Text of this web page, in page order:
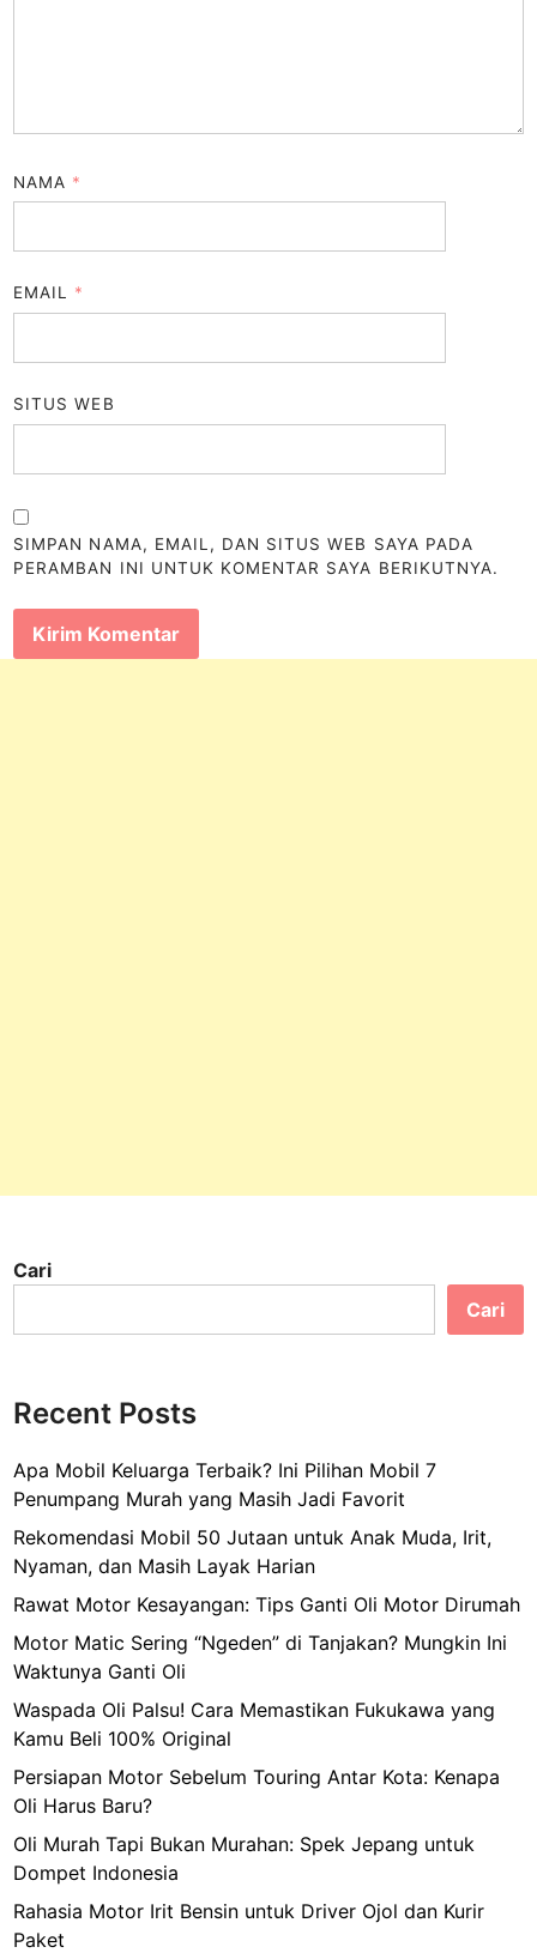
NAMA *
EMAIL *
SITUS WEB
SIMPAN NAMA, EMAIL, DAN SITUS WEB SAYA PADA
PERAMBAN INI UNTUK KOMENTAR SAYA BERIKUTNYA.
Cari
Cari
Recent Posts
Apa Mobil Keluarga Terbaik? Ini Pilihan Mobil 7
Penumpang Murah yang Masih Jadi Favorit
Rekomendasi Mobil 50 Jutaan untuk Anak Muda, Irit,
Nyaman, dan Masih Layak Harian
Rawat Motor Kesayangan: Tips Ganti Oli Motor Dirumah
Motor Matic Sering “Ngeden” di Tanjakan? Mungkin Ini
Waktunya Ganti Oli
Waspada Oli Palsu! Cara Memastikan Fukukawa yang
Kamu Beli 100% Original
Persiapan Motor Sebelum Touring Antar Kota: Kenapa
Oli Harus Baru?
Oli Murah Tapi Bukan Murahan: Spek Jepang untuk
Dompet Indonesia
Rahasia Motor Irit Bensin untuk Driver Ojol dan Kurir
Paket